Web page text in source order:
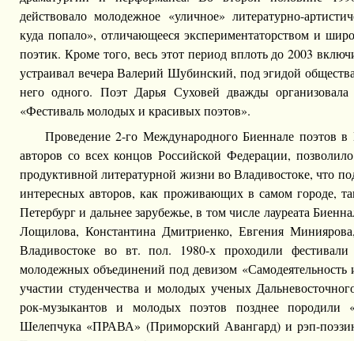
действовало молодежное «уличное» литературно-
куда попало», отличающееся экспериментаторством и
поэтик. Кроме того, весь этот период вплоть до 2003
устраивал вечера Валерий Шубинский, под эгидой
него одного. Поэт Дарья Суховей дважды
«Фестиваль молодых и красивых поэтов».
Проведение 2-го Международного Биеннале поэтов
авторов со всех концов Российской Федерации,
продуктивной литературной жизни во Владивостоке, что
интересных авторов, как проживающих в самом городе,
Петербург и дальнее зарубежье, в том числе лауреата
Лощилова, Константина Дмитриенко, Евгения
Владивостоке во вт. пол. 1980-х проходили фестивали
молодежных объединений под девизом «Самодеятельность
участии студенчества и молодых ученых
рок-музыкантов и молодых поэтов позднее породили
Шелепчука «ПРАВА» (Приморский Авангард) и рэп-